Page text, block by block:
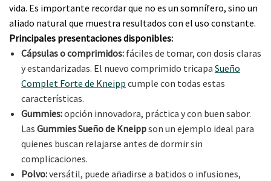
vida. Es importante recordar que no es un somnífero, sino un
aliado natural que muestra resultados con el uso constante.
Principales presentaciones disponibles:
Cápsulas o comprimidos: fáciles de tomar, con dosis claras
y estandarizadas. El nuevo comprimido tricapa Sueño
Complet Forte de Kneipp cumple con todas estas
características.
Gummies:opción innovadora, práctica y con buen sabor.
Las Gummies Sueño de Kneippson un ejemplo ideal para
quienes buscan relajarse antes de dormir sin
complicaciones.
Polvo:versátil, puede añadirse a batidos o infusiones,